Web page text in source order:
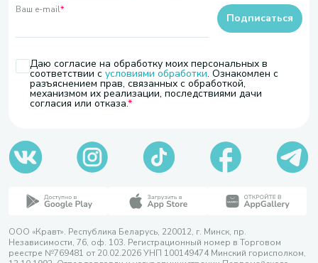
Ваш e-mail*
Даю согласие на обработку моих персональных в
соответствии с условиями обработки. Ознакомлен с
разъяснением прав, связанных с обработкой,
механизмом их реализации, последствиями дачи
согласия или отказа.
Подписаться
ООО «Кравт». Республика Беларусь, 220012, г. Минск, пр.
Независимости, 76, оф. 103. Регистрационный номер в Торговом
реестре №769481 от 20.02.2026 УНП 100149474 Минский горисполком,